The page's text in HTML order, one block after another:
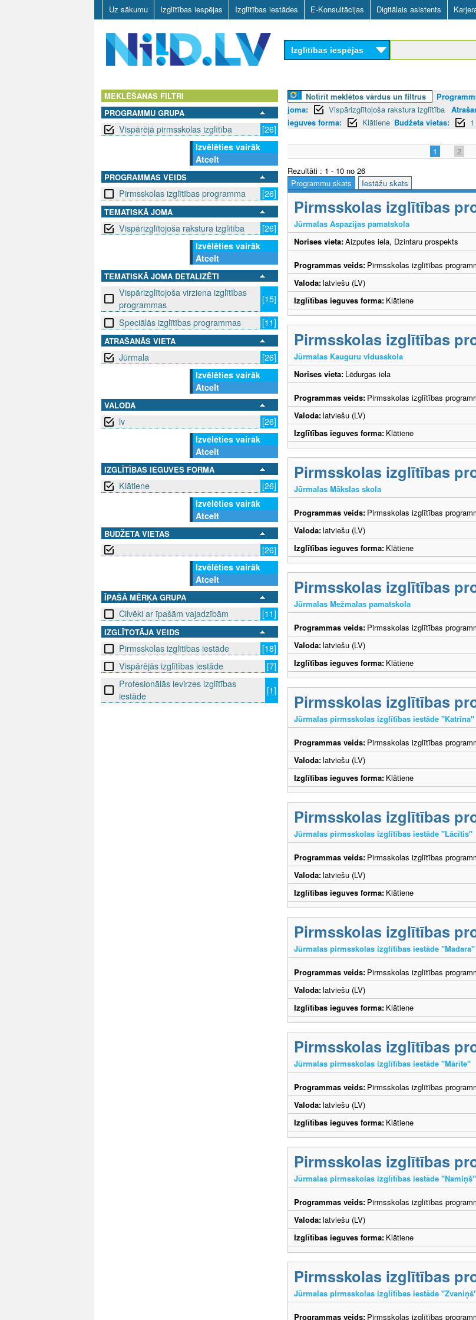
Skip
to
main
content
Uz sākumu Izglītības iespējas Izglītības iestādes E-Konsultācijas Digitālais asistents
V
Izglītības iespējas
MEKLĒŠANAS FILTRI
PROGRAMMU GRUPA
Vispārējā pirmsskolas izglītība
[26]
Izvēlēties vairāk
Atcelt
PROGRAMMAS VEIDS
Pirmsskolas izglītības programma [26]
TEMATISKĀ JOMA
Vispārizglītojoša rakstura izglītība
[26]
Izvēlēties vairāk
Atcelt
TEMATISKĀ JOMA DETALIZĒTI
Vispārizglītojoša virziena izglītības
programmas
[15]
Speciālās izglītības programmas
[11]
ATRAŠANĀS VIETA
Jūrmala
[26]
Izvēlēties vairāk
Atcelt
VALODA
lv
[26]
Izvēlēties vairāk
Atcelt
IZGLĪTĪBAS IEGUVES FORMA
Klātiene
[26]
Izvēlēties vairāk
Atcelt
BUDŽETA VIETAS
[26]
Izvēlēties vairāk
Atcelt
ĪPAŠĀ MĒRĶA GRUPA
Cilvēki ar īpašām vajadzībām [11]
IZGLĪTOTĀJA VEIDS
Pirmsskolas izglītības iestāde
[18]
Vispārējās izglītības iestāde
[7]
Profesionālās ievirzes izglītības
iestāde
[1]
Notīrīt meklētos vārdus un filtrus
joma:
Vispārizglītojoša rakstura izglītība
ieguves forma:
Klātiene Budžeta vietas: 1
1 2
Rezultāti : 1 - 10 no 26
Programmu skats
Iestāžu skats
Pirmsskolas izglītības
Jūrmalas Aspazijas pamatskola
Norises vieta:Aizputes iela, Dzintaru prospekts
Programmas veids: Pirmsskolas izglītības
Valoda:latviešu (LV)
Izglītības ieguves forma: Klātiene
Pirmsskolas izglītības
Jūrmalas Kauguru vidusskola
Norises vieta: Lēdurgas iela
Programmas veids: Pirmsskolas izglītības
Valoda:latviešu (LV)
Izglītības ieguves forma: Klātiene
Pirmsskolas izglītības
Jūrmalas Mākslas skola
Programmas veids: Pirmsskolas izglītības
Valoda:latviešu (LV)
Izglītības ieguves forma: Klātiene
Pirmsskolas izglītības
Jūrmalas Mežmalas pamatskola
Programmas veids: Pirmsskolas izglītības
Valoda:latviešu (LV)
Izglītības ieguves forma: Klātiene
Pirmsskolas izglītības
Jūrmalas pirmsskolas izglītības iestāde "Katrīna"
Programmas veids: Pirmsskolas izglītības
Valoda:latviešu (LV)
Izglītības ieguves forma: Klātiene
Pirmsskolas izglītības
Jūrmalas pirmsskolas izglītības iestāde "Lācītis"
Programmas veids: Pirmsskolas izglītības
Valoda:latviešu (LV)
Izglītības ieguves forma: Klātiene
Pirmsskolas izglītības
Jūrmalas pirmsskolas izglītības iestāde "Madara"
Programmas veids: Pirmsskolas izglītības
Valoda:latviešu (LV)
Izglītības ieguves forma: Klātiene
Pirmsskolas izglītības
Jūrmalas pirmsskolas izglītības iestāde "Mārīte"
Programmas veids: Pirmsskolas izglītības
Valoda:latviešu (LV)
Izglītības ieguves forma: Klātiene
Pirmsskolas izglītības
Jūrmalas pirmsskolas izglītības iestāde "Namiņš"
Programmas veids: Pirmsskolas izglītības
Valoda:latviešu (LV)
Izglītības ieguves forma: Klātiene
Pirmsskolas izglītības
Jūrmalas pirmsskolas izglītības iestāde
Programmas veids: Pirmsskolas izglītības